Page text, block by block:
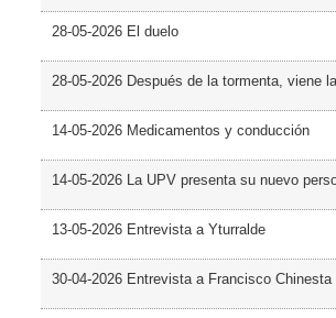
28-05-2026 El duelo
28-05-2026 Después de la tormenta, viene
14-05-2026 Medicamentos y conducción
14-05-2026 La UPV presenta su nuevo
13-05-2026 Entrevista a Yturralde
30-04-2026 Entrevista a Francisco Chinesta